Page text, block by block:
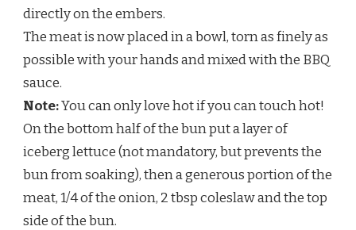
directly on the embers.
The meat is now placed in a bowl, torn as finely as
possible with your hands and mixed with the BBQ
sauce.
Note:You can only love hot if you can touch hot!
On the bottom half of the bun put a layer of
iceberg lettuce (not mandatory, but prevents the
bun from soaking), then a generous portion of the
meat, 1/4 of the onion, 2 tbsp coleslaw and the top
side of the bun.